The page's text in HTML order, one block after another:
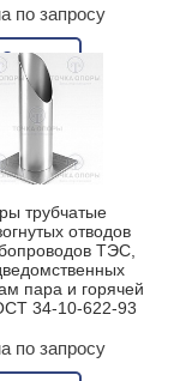
по запросу
Заказать
трубчатые
отводов
ТЭС,
пара и горячей
34-10-622-93
по запросу